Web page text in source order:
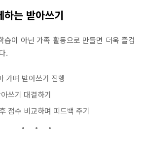
는 받아쓰기
습이 아닌 가족 활동으로 만들면 더욱 즐겁
.
가며 받아쓰기 진행
쓰기 대결하기
점수 비교하며 피드백 주기